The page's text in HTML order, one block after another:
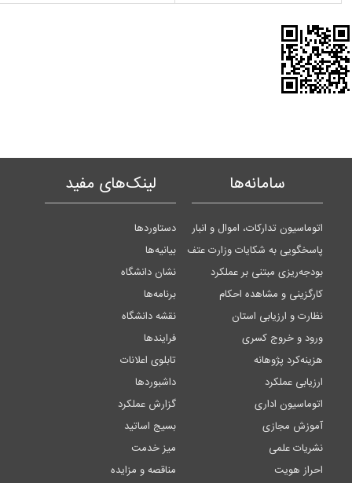
سامانه‌ها
اتوماسیون تدارکات، اموال و انبار
پاسخگویی به شکایات وزارت عتف
بودجه‌ریزی مبتنی بر عملکرد
کارگزینی و مشاهده احکام
نظارت و ارزیابی استان
ورود و خروج کسری
هزینه‌کرد پژوهانه
ارزیابی عملکرد
اتوماسیون اداری
آموزش مجازی
نشریات علمی
احراز هویت
لینک‌های مفید
دستاوردها
بیانیه‌ها
نشان دانشگاه
برنامه‌ها
نقشه دانشگاه
فرایندها
تابلوی اعلانات
داشبوردها
گزارش عملکرد
بسیج اساتید
میز خدمت
مناقصه و مزایده